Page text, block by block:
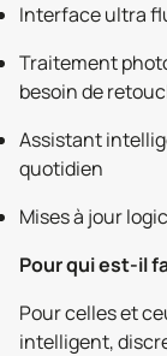
Interface ultra
Traitement
besoin de
Assistant
quotidien
Mises à jour
Pour qui est-il
Pour celles et
intelligent,